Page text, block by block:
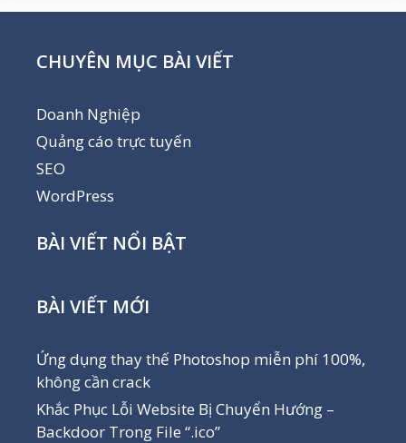
CHUYÊN MỤC BÀI VIẾT
Doanh Nghiệp
Quảng cáo trực tuyến
SEO
WordPress
BÀI VIẾT NỔI BẬT
BÀI VIẾT MỚI
Ứng dụng thay thế Photoshop miễn phí 100%,
không cần crack
Khắc Phục Lỗi Website Bị Chuyển Hướng –
Backdoor Trong File “.ico”